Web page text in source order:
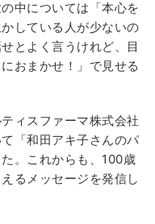
中については「本心を
している人が少ないの
とよく言うけれど、目
おまかせ！」で見せる
ィスファーマ株式会社
「和田アキ子さんのパ
。これからも、100歳
るメッセージを発信し